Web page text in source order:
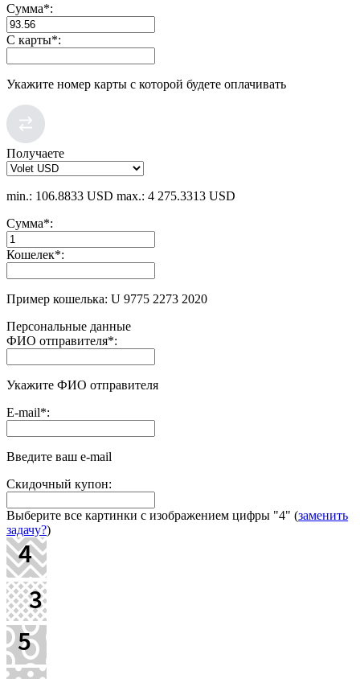
Сумма*:
С карты*:
Укажите номер карты с которой будете оплачивать
Получаете
min.: 106.8833 USD max.: 4 275.3313 USD
Сумма*:
Кошелек*:
Пример кошелька: U 9775 2273 2020
Персональные данные
ФИО отправителя*:
Укажите ФИО отправителя
E-mail*:
Введите ваш e-mail
Скидочный купон:
Выберите все картинки с изображением цифры "4" (заменить
задачу?)